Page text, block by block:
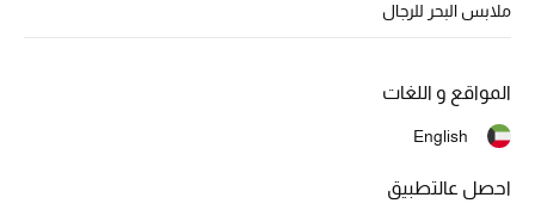
ملابس البحر للرجال
المواقع و اللغات
English
احصل عالتطبيق